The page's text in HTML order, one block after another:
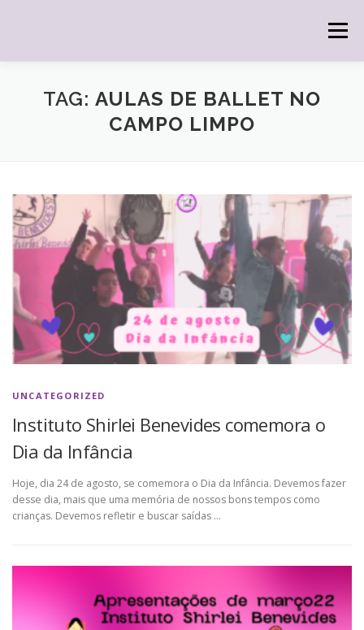
Menu
HOME O INSTITUTO DOAÇÕES CURSOS
POSTS
TAG: AULAS DE BALLET NO
CAMPO LIMPO
UNCATEGORIZED
Instituto Shirlei Benevides comemora o
Dia da Infância
Hoje, dia 24 de agosto, se comemora o Dia da Infância. Devemos fazer
desse dia, mais que uma memória de nossos bons tempos como
crianças. Devemos refletir e buscar saídas …